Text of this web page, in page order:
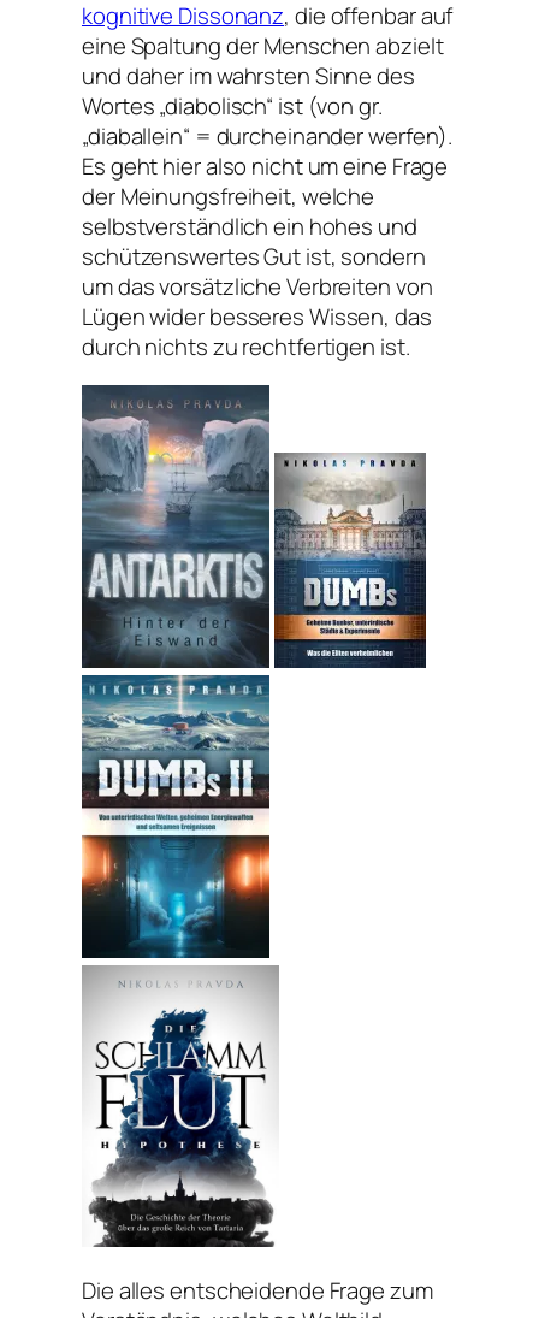
kognitive Dissonanz, die offenbar auf
eine Spaltung der Menschen abzielt
und daher im wahrsten Sinne des
Wortes „diabolisch“ ist (von gr.
„diaballein“ = durcheinander werfen).
Es geht hier also nicht um eine Frage
der Meinungsfreiheit, welche
selbstverständlich ein hohes und
schützenswertes Gut ist, sondern
um das vorsätzliche Verbreiten von
Lügen wider besseres Wissen, das
durch nichts zu rechtfertigen ist.
Die alles entscheidende Frage zum